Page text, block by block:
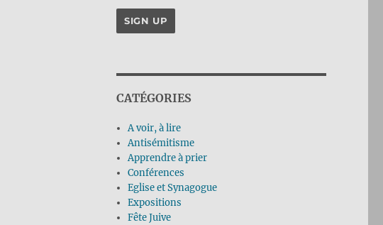
CATÉGORIES
A voir, à lire
Antisémitisme
Apprendre à prier
Conférences
Eglise et Synagogue
Expositions
Fête Juive